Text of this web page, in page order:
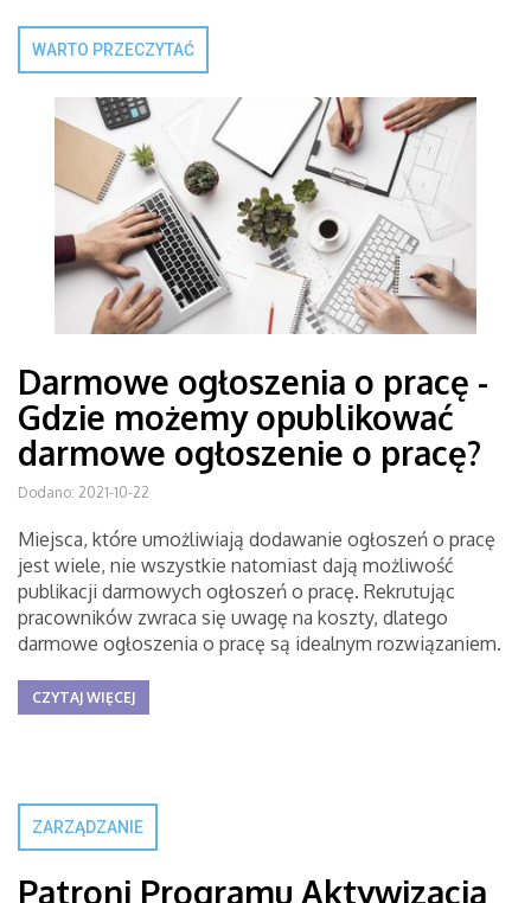
WARTO PRZECZYTAĆ
Darmowe ogłoszenia o pracę -
Gdzie możemy opublikować
darmowe ogłoszenie o pracę?
Dodano: 2021-10-22
Miejsca, które umożliwiają dodawanie ogłoszeń o pracę
jest wiele, nie wszystkie natomiast dają możliwość
publikacji darmowych ogłoszeń o pracę. Rekrutując
pracowników zwraca się uwagę na koszty, dlatego
darmowe ogłoszenia o pracę są idealnym rozwiązaniem.
CZYTAJ WIĘCEJ
ZARZĄDZANIE
Patroni Programu Aktywizacja